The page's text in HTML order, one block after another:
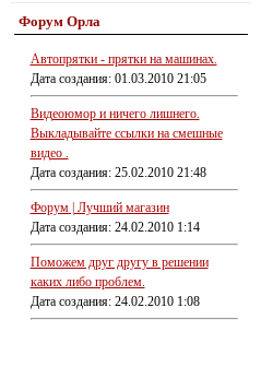
Форум Орла
Автопрятки - прятки на машинах.
Дата создания: 01.03.2010 21:05
Видеоюмор и ничего лишнего.
Выкладывайте ссылки на смешные
видео .
Дата создания: 25.02.2010 21:48
Форум | Лучший магазин
Дата создания: 24.02.2010 1:14
Поможем друг другу в решении
каких либо проблем.
Дата создания: 24.02.2010 1:08